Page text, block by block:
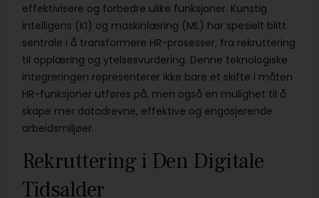
effektivisere og forbedre ulike funksjoner. Kunstig
intelligens (KI) og maskinlæring (ML) har spesielt blitt
sentrale i å transformere HR-prosesser, fra rekruttering
til opplæring og ytelsesvurdering. Denne teknologiske
integreringen representerer ikke bare et skifte i måten
HR-funksjoner utføres på, men også en mulighet til å
skape mer datadrevne, effektive og engasjerende
arbeidsmiljøer.
Rekruttering i Den Digitale
Tidsalder